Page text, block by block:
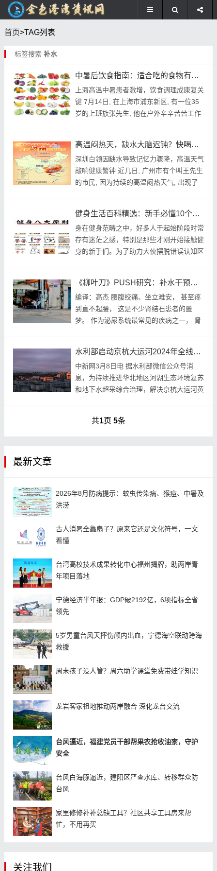
首页>TAG列表
标签搜索 补水
中暑后饮食指南：适合吃的食物有哪些，快来看这里
上海高温中暑患者激增，饮食调理成康复关
键 7月14日, 在上海市浦东新区, 有一位35
岁的上班族张先生, 他在户外辛辛苦苦工作
高温闷热天，缺水大脑迟钝？快喝水防认知障碍！
深圳白领因缺水导致记忆力骤降，高温天气
敲响健康警钟 近几日, 广州‍市有个叫王先生
的市民‌, 因为持续的高温​闷热天气​, 出现了
健身生活百科精选：新手必懂10个健身常识
身在健身范畴之中，好多人于起始阶段时常
存有迷茫之感，特别是那些才刚开始接触健
身的新手们。为了助力大伙摆脱错误认知区
量训练...
《柳叶刀》PUSH研究：补水干预对肾结石复发效果几何
编译：高杰 腰腹绞痛、坐立难安， 甚至疼
到直不起腰， 这是不少肾结石患者的噩
梦。 作为泌尿系统最常见的疾病之一， 肾
预...
水利部启动京杭大运河2024年全线贯通补水方案
中新网3月8日电 据水利部微信公众号消
息，为持续推进华北地区河湖生态环境复苏
和地下水超采综合治理，解决京杭大运河黄
2024年全线...
共1页 5条
最新文章
2026年8月防病提示：蚊虫传染病、猴痘、中暑及
洪涝
古人消暑全靠扇子？原来它还是文化符号，一文
看懂
台湾高校技术成果转化中心福州揭牌，助两岸青
年项目落地
宁德经济半年报：GDP破2192亿，6项指标全省
领先
5岁男童台风天摔伤颅内出血，宁德海空联动跨海
救援
周末孩子没人管？周六助学课堂免费带娃学知识
龙岩客家祖地推动两岸融合 深化龙台交流
台风逼近，福建党员干部帮果农抢收油柰，守护
安全
台风白海豚逼近，建阳区严查水库、转移群众防
台风
家里修修补补总缺工具？社区共享工具房来帮
忙，不用再买
关注我们